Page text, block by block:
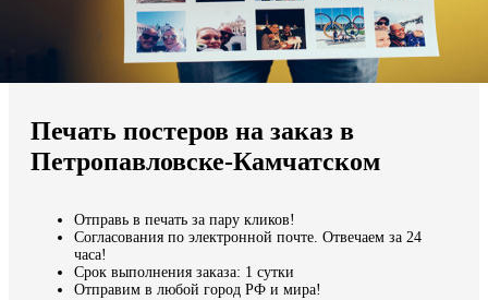
Мы доставляем по всему миру
Продолжить без города
Печать постеров на заказ в
Петропавловске-Камчатском
Отправь в печать за пару кликов!
Согласования по электронной почте. Отвечаем за 24
часа!
Срок выполнения заказа: 1 сутки
Отправим в любой город РФ и мира!